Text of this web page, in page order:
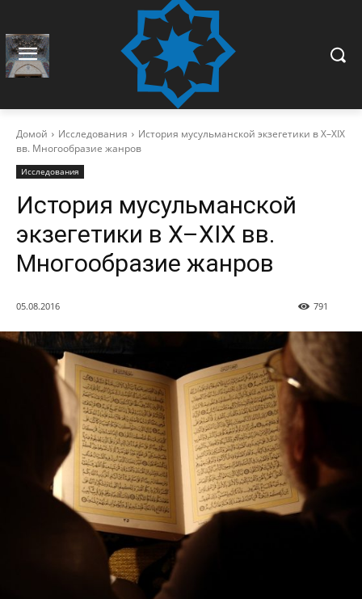
Домой Исследования
История мусульманской экзегетики в X–XIX
вв. Многообразие жанров
Исследования
История мусульманской
экзегетики в X–XIX вв.
Многообразие жанров
05.08.2016 791